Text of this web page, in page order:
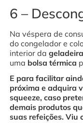
6 –
Na véspera de
do congelador e
interior da geladeira
uma bolsa térmica
E para facilitar
próxima e adquira
squeeze, caso
demais produtos
suas refeições. Viu